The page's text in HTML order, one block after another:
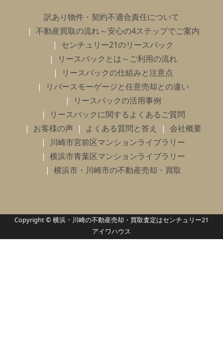
訳あり物件・契約不適合責任について
不動産買取の流れ～安心の4ステップでご案内
センチュリー21のリースバック
リースバックとは～ご利用の流れ
リースバックの仕組みと注意点
リバースモーゲージと任意売却との違い
リースバックの活用事例
リースバックに関するよくあるご質問
お客様の声
よくある質問と答え
会社概要
川崎市宮前区マンションライブラリー
横浜市青葉区マンションライブラリー
横浜市・川崎市の不動産売却・買取
Copyright © 横浜・川崎の不動産売却・買取査定はセンチュリー21
アイワハウス